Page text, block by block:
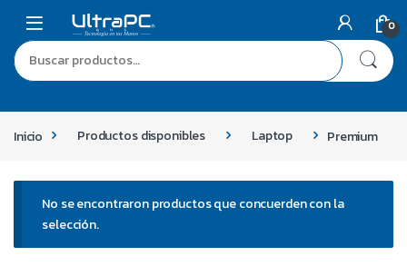
0
Inicio Productos disponibles Laptop Premium
No se encontraron productos que concuerden con la
selección.